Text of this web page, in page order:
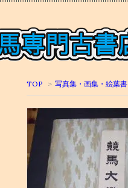
TOP > 写真集・画集・絵葉書